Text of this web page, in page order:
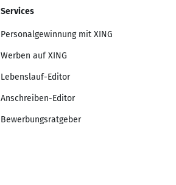
Services
Personalgewinnung mit XING
Werben auf XING
Lebenslauf-Editor
Anschreiben-Editor
Bewerbungsratgeber